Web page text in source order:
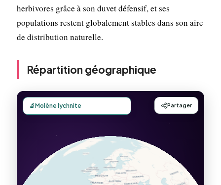
herbivores grâce à son duvet défensif, et ses
populations restent globalement stables dans son aire
de distribution naturelle.
Répartition géographique